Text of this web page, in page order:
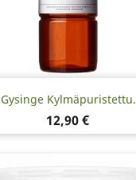
Gysinge
Hinta
12,90 €